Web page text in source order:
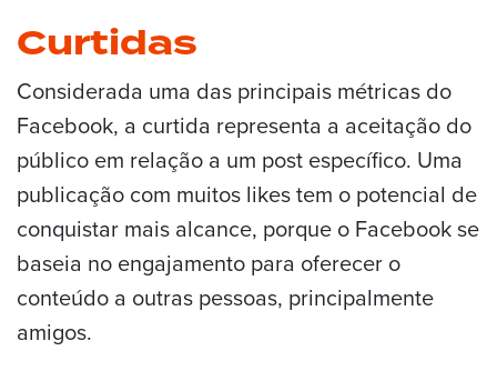
Curtidas
Considerada uma das principais métricas do
Facebook, a curtida representa a aceitação do
público em relação a um post específico. Uma
publicação com muitos likes tem o potencial de
conquistar mais alcance, porque o Facebook se
baseia no engajamento para oferecer o
conteúdo a outras pessoas, principalmente
amigos.